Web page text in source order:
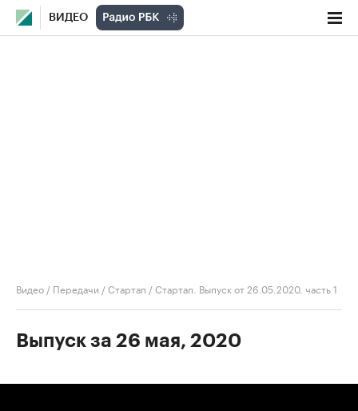
ВИДЕО
Видео / Передачи /Стартап /Стартап. Выпуск от 26.05.2020, часть 1
Выпуск за 26 мая, 2020